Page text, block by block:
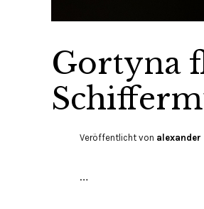
Gortyna
Veröffentlicht von alexander
…